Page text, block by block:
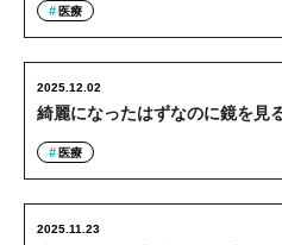
医療
綺麗になったはずなのに鏡を見
2025.12.02
医療
2025.11.23